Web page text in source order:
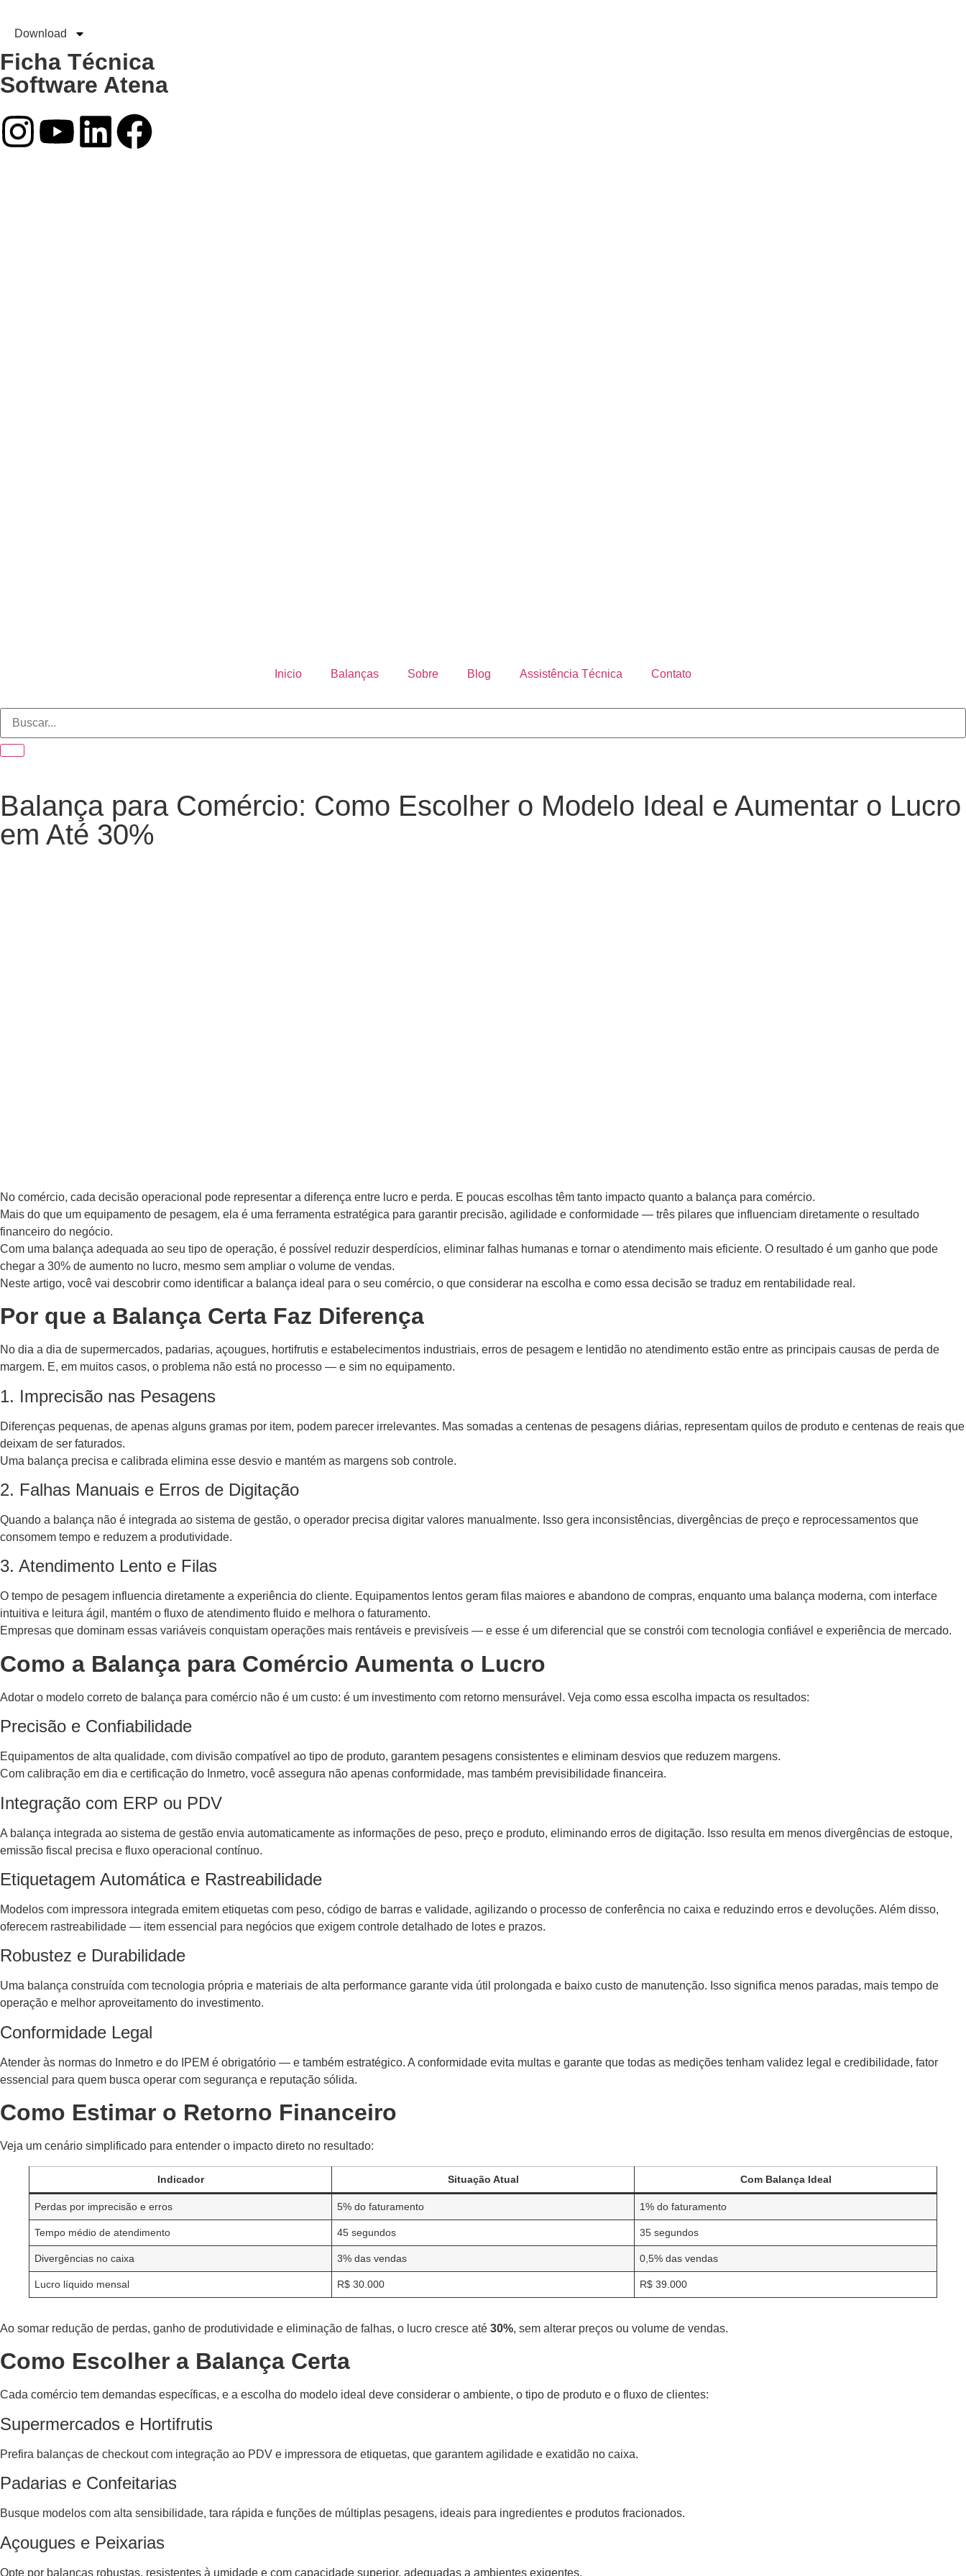
Download
Ficha Técnica
Software Atena
Inicio Balanças Sobre Blog Assistência Técnica Contato
Balança para Comércio: Como Escolher o Modelo Ideal e Aumentar o Lucro
em Até 30%
No comércio, cada decisão operacional pode representar a diferença entre lucro e perda. E poucas escolhas têm tanto impacto quanto a balança para comércio.
Mais do que um equipamento de pesagem, ela é uma ferramenta estratégica para garantir precisão, agilidade e conformidade — três pilares que influenciam diretamente o resultado
financeiro do negócio.
Com uma balança adequada ao seu tipo de operação, é possível reduzir desperdícios, eliminar falhas humanas e tornar o atendimento mais eficiente. O resultado é um ganho que pode
chegar a 30% de aumento no lucro, mesmo sem ampliar o volume de vendas.
Neste artigo, você vai descobrir como identificar a balança ideal para o seu comércio, o que considerar na escolha e como essa decisão se traduz em rentabilidade real.
Por que a Balança Certa Faz Diferença
No dia a dia de supermercados, padarias, açougues, hortifrutis e estabelecimentos industriais, erros de pesagem e lentidão no atendimento estão entre as principais causas de perda de
margem. E, em muitos casos, o problema não está no processo — e sim no equipamento.
1. Imprecisão nas Pesagens
Diferenças pequenas, de apenas alguns gramas por item, podem parecer irrelevantes. Mas somadas a centenas de pesagens diárias, representam quilos de produto e centenas de reais que
deixam de ser faturados.
Uma balança precisa e calibrada elimina esse desvio e mantém as margens sob controle.
2. Falhas Manuais e Erros de Digitação
Quando a balança não é integrada ao sistema de gestão, o operador precisa digitar valores manualmente. Isso gera inconsistências, divergências de preço e reprocessamentos que
consomem tempo e reduzem a produtividade.
3. Atendimento Lento e Filas
O tempo de pesagem influencia diretamente a experiência do cliente. Equipamentos lentos geram filas maiores e abandono de compras, enquanto uma balança moderna, com interface
intuitiva e leitura ágil, mantém o fluxo de atendimento fluido e melhora o faturamento.
Empresas que dominam essas variáveis conquistam operações mais rentáveis e previsíveis — e esse é um diferencial que se constrói com tecnologia confiável e experiência de mercado.
Como a Balança para Comércio Aumenta o Lucro
Adotar o modelo correto de balança para comércio não é um custo: é um investimento com retorno mensurável. Veja como essa escolha impacta os resultados:
Precisão e Confiabilidade
Equipamentos de alta qualidade, com divisão compatível ao tipo de produto, garantem pesagens consistentes e eliminam desvios que reduzem margens.
Com calibração em dia e certificação do Inmetro, você assegura não apenas conformidade, mas também previsibilidade financeira.
Integração com ERP ou PDV
A balança integrada ao sistema de gestão envia automaticamente as informações de peso, preço e produto, eliminando erros de digitação. Isso resulta em menos divergências de estoque,
emissão fiscal precisa e fluxo operacional contínuo.
Etiquetagem Automática e Rastreabilidade
Modelos com impressora integrada emitem etiquetas com peso, código de barras e validade, agilizando o processo de conferência no caixa e reduzindo erros e devoluções. Além disso,
oferecem rastreabilidade — item essencial para negócios que exigem controle detalhado de lotes e prazos.
Robustez e Durabilidade
Uma balança construída com tecnologia própria e materiais de alta performance garante vida útil prolongada e baixo custo de manutenção. Isso significa menos paradas, mais tempo de
operação e melhor aproveitamento do investimento.
Conformidade Legal
Atender às normas do Inmetro e do IPEM é obrigatório — e também estratégico. A conformidade evita multas e garante que todas as medições tenham validez legal e credibilidade, fator
essencial para quem busca operar com segurança e reputação sólida.
Como Estimar o Retorno Financeiro
Veja um cenário simplificado para entender o impacto direto no resultado:
Indicador Situação Atual Com Balança Ideal
Perdas por imprecisão e erros 5% do faturamento 1% do faturamento
Tempo médio de atendimento 45 segundos 35 segundos
Divergências no caixa 3% das vendas 0,5% das vendas
Lucro líquido mensal R$ 30.000 R$ 39.000
Ao somar redução de perdas, ganho de produtividade e eliminação de falhas, o lucro cresce até 30%, sem alterar preços ou volume de vendas.
Como Escolher a Balança Certa
Cada comércio tem demandas específicas, e a escolha do modelo ideal deve considerar o ambiente, o tipo de produto e o fluxo de clientes:
Supermercados e Hortifrutis
Prefira balanças de checkout com integração ao PDV e impressora de etiquetas, que garantem agilidade e exatidão no caixa.
Padarias e Confeitarias
Busque modelos com alta sensibilidade, tara rápida e funções de múltiplas pesagens, ideais para ingredientes e produtos fracionados.
Açougues e Peixarias
Opte por balanças robustas, resistentes à umidade e com capacidade superior, adequadas a ambientes exigentes.